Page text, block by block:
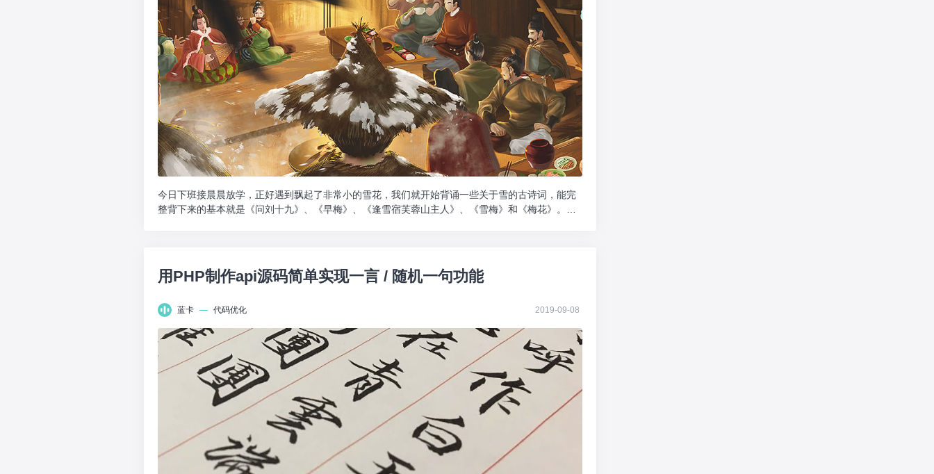
今日下班接晨晨放学，正好遇到飘起了非常小的雪花，我们就开始背诵一些关于雪的古诗词，能完
整背下来的基本就是《问刘十九》、《早梅》、《逢雪宿芙蓉山主人》、《雪梅》和《梅花》。索
用PHP制作api源码简单实现一言 / 随机一句功能
蓝卡 — 代码优化 2019-09-08